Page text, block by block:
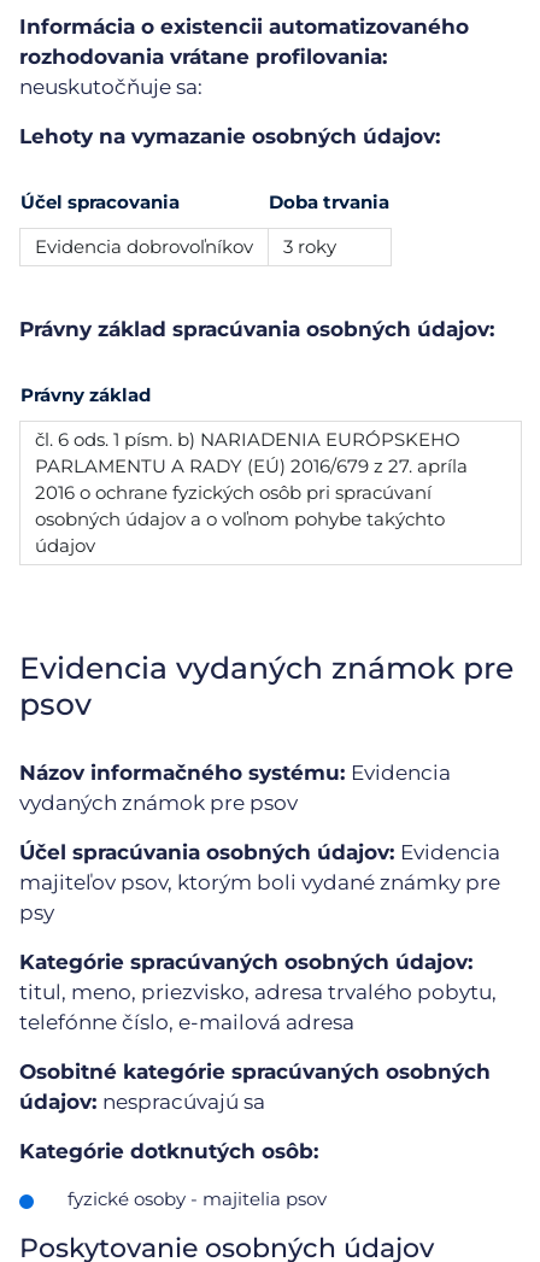
Informácia o existencii automatizovaného
rozhodovania vrátane profilovania:
neuskutočňuje sa:
Lehoty na vymazanie osobných údajov:
Účel spracovania
Doba trvania
Evidencia dobrovoľníkov
3 roky
Právny základ spracúvania osobných údajov:
Právny základ
čl. 6 ods. 1 písm. b) NARIADENIA EURÓPSKEHO
PARLAMENTU A RADY (EÚ) 2016/679 z 27. apríla
2016 o ochrane fyzických osôb pri spracúvaní
osobných údajov a o voľnom pohybe takýchto
údajov
Evidencia vydaných známok pre
psov
Názov informačného systému: Evidencia
vydaných známok pre psov
Účel spracúvania osobných údajov: Evidencia
majiteľov psov, ktorým boli vydané známky pre
psy
Kategórie spracúvaných osobných údajov:
titul, meno, priezvisko, adresa trvalého pobytu,
telefónne číslo, e-mailová adresa
Osobitné kategórie spracúvaných osobných
údajov: nespracúvajú sa
Kategórie dotknutých osôb:
fyzické osoby - majitelia psov
Poskytovanie osobných údajov